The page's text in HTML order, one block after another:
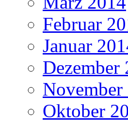
Februar
Januar
Dezember
November
Oktober